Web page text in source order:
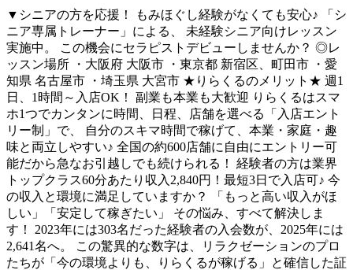
▼シニアの方を応援！ もみほぐし経験がなくても安心♪ 「シ
ニア専属トレーナー」による、 未経験シニア向けレッスン
実施中。 この機会にセラピストデビューしませんか？ ◎レ
ッスン場所 ・大阪府 大阪市 ・東京都 新宿区、町田市 ・愛
知県 名古屋市 ・埼玉県 大宮市 ★りらくるのメリット★ 週1
日、1時間～入店OK！ 副業も本業も大歓迎 りらくるはスマ
ホ1つでカンタンに時間、日程、店舗を選べる「入店エント
リー制」で、 自分のスキマ時間で稼げて、本業・家庭・趣
味と両立しやすい♪ 全国の約600店舗に自由にエントリー可
能だから急なお引越しでも続けられる！ 経験者の方は業界
トップクラス60分あたり収入2,840円！最短3日で入店可♪ 今
の収入と環境に満足していますか？ 「もっと高い収入がほ
しい」「安定して稼ぎたい」 その悩み、すべて解決しま
す！ 2023年には303名だった経験者の入会数が、2025年には
2,641名へ。 この驚異的な数字は、リラクゼーションのプロ
たちが「今の環境よりも、りらくるが稼げる」と確信した証